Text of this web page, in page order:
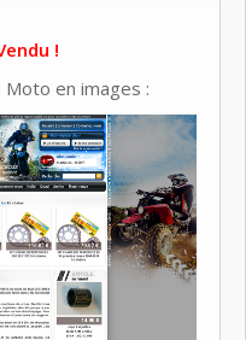
!
en images :